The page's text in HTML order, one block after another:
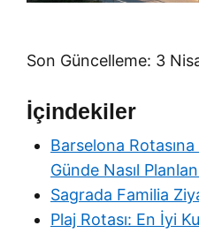
Son Güncelleme: 3
İçindekiler
Barselona Rotasına
Günde Nasıl
Sagrada Familia
Plaj Rotası: En İyi